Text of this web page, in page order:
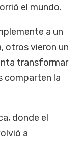
el mundo.
a un
otros vieron un
transformar
comparten la
donde el
a